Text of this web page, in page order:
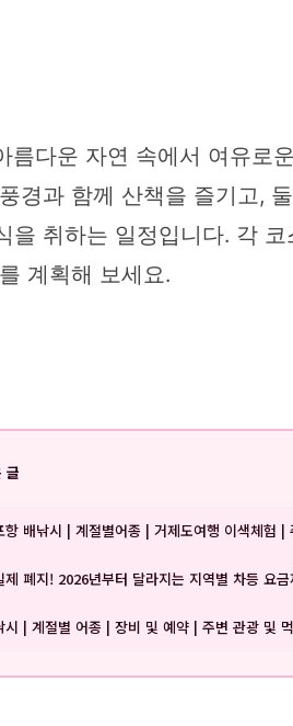
다운 자연 속에서 여유로
경과 함께 산책을 즐기고,
취하는 일정입니다. 각
계획해 보세요.
글
항 배낚시 | 계절별어종 | 거제도여행 이색체험 |
제 폐지! 2026년부터 달라지는 지역별 차등 요
시 | 계절별 어종 | 장비 및 예약 | 주변 관광 및